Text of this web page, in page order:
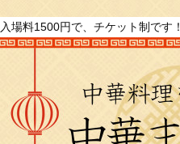
入場料1500円で、チケット制です！